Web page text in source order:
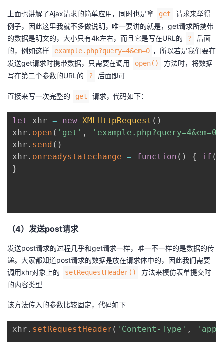
上面也讲解了Ajax请求的简单应用，同时也是拿 get
请求来举得
例子，因此这里我就不多做说明，唯一要讲的就是，get请求所携带
的数据是明文的，大小只有4k左右，而且它是写在URL的
?
后面
的，例如这样
example.php?query=4&em=0 ，所以若是我们要在
发送get请求时携带数据，只需要在调用
open()
方法时，将数据
写在第二个参数的URL的
? 后面即可
直接来写一次完整的 get 请求，代码如下：
let xhr = new XMLHttpRequest ( )
xhr . open ( 'get' , 'example.php?query=4&em=0'
xhr . send ( )
xhr . onreadystatechange = function ( ) { if (
}
（4）发送post请求
发送post请求的过程几乎和get请求一样，唯一不一样的是数据的传
递。大家都知道post请求的数据是放在请求体中的，因此我们需要
调用xhr对象上的
setRequestHeader()
方法来模仿表单提交时
的内容类型
该方法传入的参数比较固定，代码如下
xhr . setRequestHeader ( 'Content-Type' ,